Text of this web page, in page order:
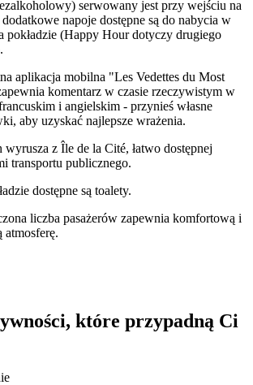
serwowany jest przy wejściu na
dodatkowe napoje dostępne są do nabycia w
pokładzie (Happy Hour dotyczy drugiego
aplikacja mobilna "Les Vedettes du Most
komentarz w czasie rzeczywistym w
i angielskim - przynieś własne
aby uzyskać najlepsze wrażenia.
wyrusza z Île de la Cité, łatwo dostępnej
transportu publicznego.
dostępne są toalety.
liczba pasażerów zapewnia komfortową i
atmosferę.
które przypadną Ci